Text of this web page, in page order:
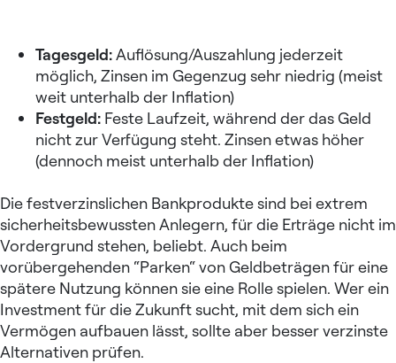
Tagesgeld:Auflösung/Auszahlung jederzeit
möglich, Zinsen im Gegenzug sehr niedrig (meist
weit unterhalb der Inflation)
Festgeld: Feste Laufzeit, während der das Geld
nicht zur Verfügung steht. Zinsen etwas höher
(dennoch meist unterhalb der Inflation)
Die festverzinslichen Bankprodukte sind bei extrem
sicherheitsbewussten Anlegern, für die Erträge nicht im
Vordergrund stehen, beliebt. Auch beim
vorübergehenden “Parken“ von Geldbeträgen für eine
spätere Nutzung können sie eine Rolle spielen. Wer ein
Investment für die Zukunftsucht, mit dem sich ein
Vermögen aufbauen lässt, sollte aber besser verzinste
Alternativen prüfen.